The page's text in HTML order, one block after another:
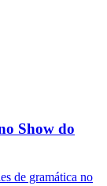
Show do
de gramática no